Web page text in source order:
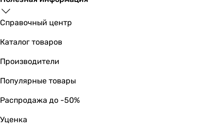
-
Украина
Украина
Украина
Украина
Украина
керамическая панель
Справочный центр
Каталог товаров
Производители
Популярные товары
Распродажа до -50%
Уценка